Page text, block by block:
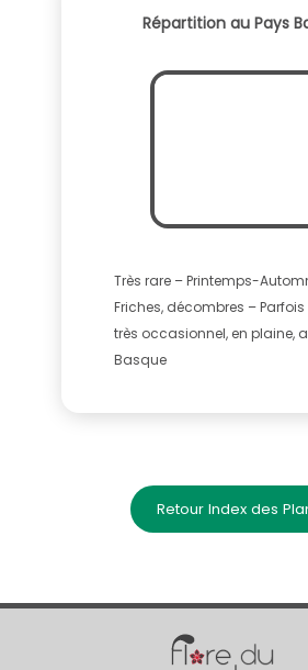
Répartition au Pays
Très rare – Printemps-
Friches, décombres –
très occasionnel, en plaine,
Basque
Retour Index des